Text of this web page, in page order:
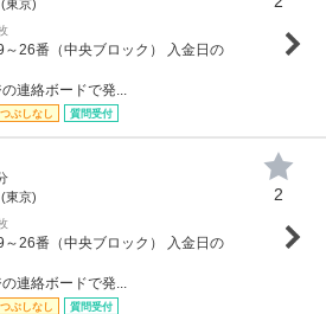
東京)
26番（中央ブロック） 入金日の
連絡ボードで発...
ぶしなし 質問受付
東京)
26番（中央ブロック） 入金日の
連絡ボードで発...
ぶしなし 質問受付
2